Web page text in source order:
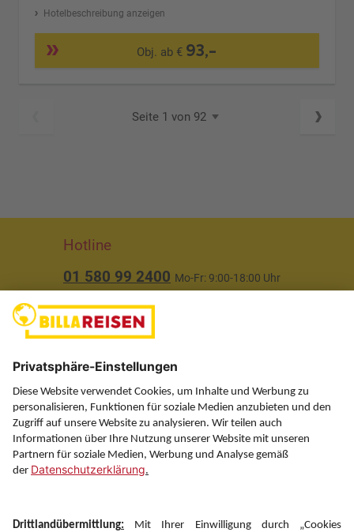
Hotelbeschreibung anzeigen
Obj. ab € 93,-
Seite 1 von 92
Hotline
01 580 99 2400 Mo-Fr: 9:00-18:00 Uhr
Über uns
Service
Information
Folgen Sie uns auf